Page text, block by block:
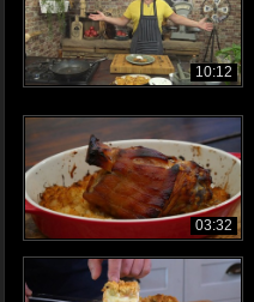
10:12
03:32